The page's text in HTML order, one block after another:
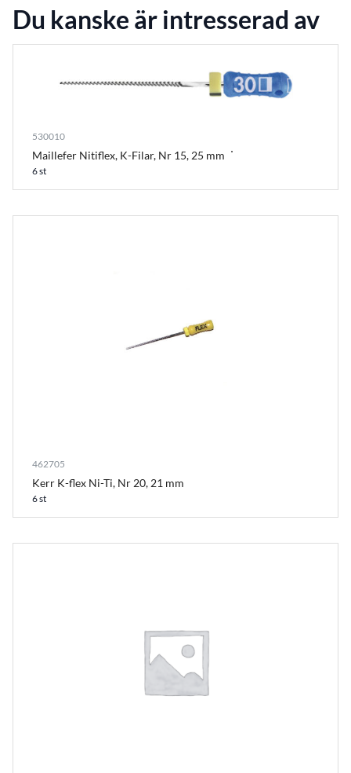
Du kanske är intresserad av
530010
Maillefer Nitiflex, K-Filar, Nr 15, 25 mm
6 st
462705
Kerr K-flex Ni-Ti, Nr 20, 21 mm
6 st